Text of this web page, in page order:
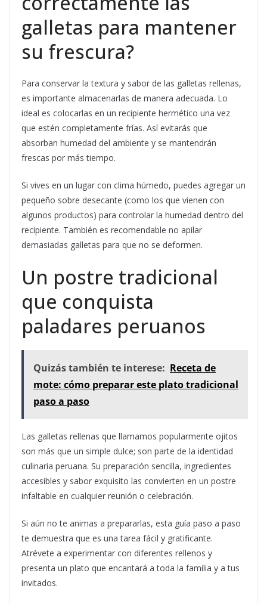
galletas para mantener
su frescura?
Para conservar la textura y sabor de las galletas rellenas,
es importante almacenarlas de manera adecuada. Lo
ideal es colocarlas en un recipiente hermético una vez
que estén completamente frías. Así evitarás que
absorban humedad del ambiente y se mantendrán
frescas por más tiempo.
Si vives en un lugar con clima húmedo, puedes agregar un
pequeño sobre desecante (como los que vienen con
algunos productos) para controlar la humedad dentro del
recipiente. También es recomendable no apilar
demasiadas galletas para que no se deformen.
Un postre tradicional
que conquista
paladares peruanos
Quizás también te interese: Receta de
mote: cómo preparar este plato tradicional
paso a paso
Las galletas rellenas que llamamos popularmente ojitos
son más que un simple dulce; son parte de la identidad
culinaria peruana. Su preparación sencilla, ingredientes
accesibles y sabor exquisito las convierten en un postre
infaltable en cualquier reunión o celebración.
Si aún no te animas a prepararlas, esta guía paso a paso
te demuestra que es una tarea fácil y gratificante.
Atrévete a experimentar con diferentes rellenos y
presenta un plato que encantará a toda la familia y a tus
invitados.